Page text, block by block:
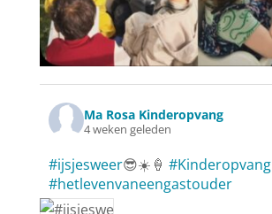
Ma Rosa Kinderopvang
4 weken geleden
#ijsjesweer😎☀️🍦 #Kinderopvang
#hetlevenvaneengastouder